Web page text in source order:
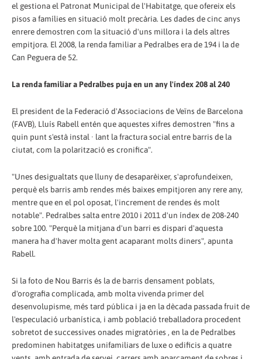
el gestiona el Patronat Municipal de l'Habitatge, que ofereix els
pisos a famílies en situació molt precària. Les dades de cinc anys
enrere demostren com la situació d'uns millora i la dels altres
empitjora. El 2008, la renda familiar a Pedralbes era de 194 i la de
Can Peguera de 52.
La renda familiar a Pedralbes puja en un any l'índex 208 al 240
El president de la Federació d'Associacions de Veïns de Barcelona
(FAVB), Lluís Rabell entén que aquestes xifres demostren "fins a
quin punt s'està instal · lant la fractura social entre barris de la
ciutat, com la polarització es cronifica".
"Unes desigualtats que lluny de desaparèixer, s'aprofundeixen,
perquè els barris amb rendes més baixes empitjoren any rere any,
mentre que en el pol oposat, l'increment de rendes és molt
notable". Pedralbes salta entre 2010 i 2011 d'un índex de 208-240
sobre 100. "Perquè la mitjana d'un barri es dispari d'aquesta
manera ha d'haver molta gent acaparant molts diners", apunta
Rabell.
Si la foto de Nou Barris és la de barris densament poblats,
d'orografia complicada, amb molta vivenda primer del
desenvolupisme, més tard pública i ja en la dècada passada fruit de
l'especulació urbanística, i amb població treballadora procedent
sobretot de successives onades migratòries , en la de Pedralbes
predominen habitatges unifamiliars de luxe o edificis a quatre